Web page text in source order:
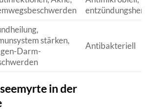
stärken,
Darm-
Antibakteriell
in der